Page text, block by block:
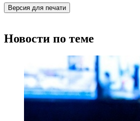
Версия для печати
Новости по теме